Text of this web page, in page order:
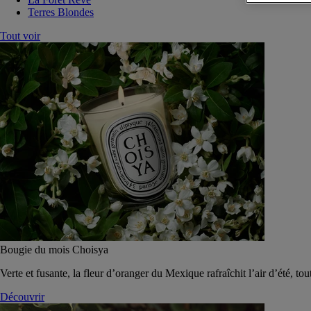
Terres Blondes
Tout voir
Bougie du mois Choisya
Verte et fusante, la fleur d’oranger du Mexique rafraîchit l’air d’été,
Découvrir